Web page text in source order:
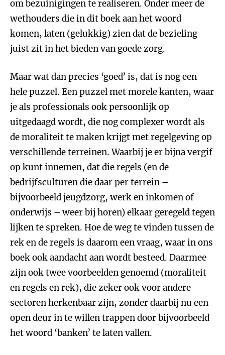
om bezuinigingen te realiseren. Onder meer de
wethouders die in dit boek aan het woord
komen, laten (gelukkig) zien dat de bezieling
juist zit in het bieden van goede zorg.
Maar wat dan precies ‘goed’ is, dat is nog een
hele puzzel. Een puzzel met morele kanten, waar
je als professionals ook persoonlijk op
uitgedaagd wordt, die nog complexer wordt als
de moraliteit te maken krijgt met regelgeving op
verschillende terreinen. Waarbij je er bijna vergif
op kunt innemen, dat die regels (en de
bedrijfsculturen die daar per terrein –
bijvoorbeeld jeugdzorg, werk en inkomen of
onderwijs – weer bij horen) elkaar geregeld tegen
lijken te spreken. Hoe de weg te vinden tussen de
rek en de regels is daarom een vraag, waar in ons
boek ook aandacht aan wordt besteed. Daarmee
zijn ook twee voorbeelden genoemd (moraliteit
en regels en rek), die zeker ook voor andere
sectoren herkenbaar zijn, zonder daarbij nu een
open deur in te willen trappen door bijvoorbeeld
het woord ‘banken’ te laten vallen.